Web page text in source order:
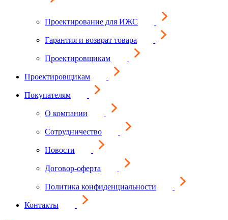
Проектирование для ИЖС
Гарантия и возврат товара
Проектировщикам
Проектировщикам
Покупателям
О компании
Сотрудничество
Новости
Договор-оферта
Политика конфиденциальности
Контакты